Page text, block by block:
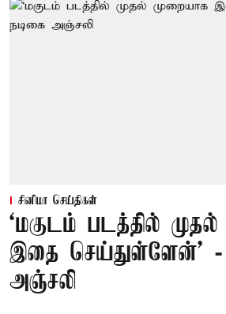
சினிமா செய்திகள்
‘மகுடம் படத்தில்
இதை செய்துள்ளேன்’ -
அஞ்சலி